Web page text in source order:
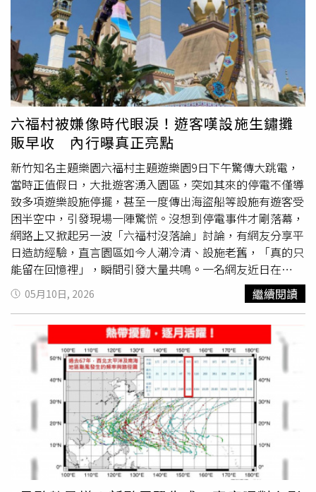
愛犬烏蘇拉（Úrsula）與艾布莉（Abril）一起撤離，再把黑
貓緊緊抱在懷裡，鸚鵡則小心放進口袋，帶著4隻寵物一同
逃離住家，確保沒有任何一隻被留在危險環境。成功脫困
後，卡洛斯帶著寵物待在住家附近空地避難。他透露，由於
擔心餘震持續發生，目前仍無法返回家中，只能和毛孩一起
留在戶外等待。他坦言，夜晚又冷又漫長，生活條件也十分
克難，但看到一家人都平安無事，就覺得一切都值得。他也
強調，這些動物陪伴自己多年，早已不只是寵物，而是真正
的家人，因此無論發生什麼事，「一個都不能留下」。影片
曝光後迅速在TikTok等社群平台瘋傳，大批網友留言表示，
「真正的家人不分物種」、「最重要的不是財物，而是生
命」、「看到他一隻都沒放棄真的想哭」、「危急時刻最能
看見一個人的善良」。不少人也認為，卡洛斯冒著危險帶著
4隻寵物一起逃生，不只是救了毛孩，更展現人與動物之間
深厚的情感，也成為這場震災中最溫暖、最撫慰人心的一
幕。
六福村被嫌像時代眼淚！遊客嘆設施生鏽攤
販早收 內行曝真正亮點
新竹知名主題樂園六福村主題遊樂園9日下午驚傳大跳電，
當時正值假日，大批遊客湧入園區，突如其來的停電不僅導
致多項遊樂設施停擺，甚至一度傳出海盜船等設施有遊客受
困半空中，引發現場一陣驚慌。沒想到停電事件才剛落幕，
網路上又掀起另一波「六福村沒落論」討論，有網友分享平
日造訪經驗，直言園區如今人潮冷清、設施老舊，「真的只
能留在回憶裡」，瞬間引發大量共鳴。一名網友近日在
Threads發文表示，自己已近40歲，仍記得國小時第一次來
六福村時充滿驚喜與歡樂，但最近平日重返園區，卻發現與
記憶中的模樣差距極大。原PO指出，當天園區內約9成餐廳
未營業，只剩少數攤販與自動販賣機提供餐飲，而且攤販下
午2點半就開始收攤，「阿姨還跟我說3點就要打烊了」。再
加上部分遊樂設施未開放、現場人潮稀少，甚至有種「被時
代遺忘」的感覺，讓他忍不住感嘆：「六福村真的只能留在
回憶裡。」他還提到，自己搭乘「沙漠風暴」時，安全壓桿
一度無法順利打開；「天馬行空」內則可見蜘蛛網、灰塵，
甚至有脫漆與生鏽情況；玩「火山歷險」時，更聞到濃厚異
味，形容像是「放很久的抹布味」。此外，「會飛的
鸚鵡
其中一台高度也明顯偏低，整體體驗與童年印象落差極大。
05月10日, 2026 繼續閱讀